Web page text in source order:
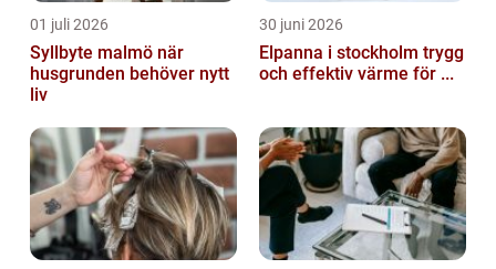
01 juli 2026
Syllbyte malmö när
husgrunden behöver nytt
liv
30 juni 2026
Elpanna i stockholm trygg
och effektiv värme för ...